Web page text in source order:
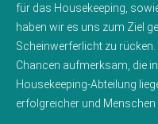
für das Housekeeping,
haben wir es uns zum Ziel
Scheinwerferlicht zu
Chancen aufmerksam, die
Housekeeping-Abteilung
erfolgreicher und Menschen